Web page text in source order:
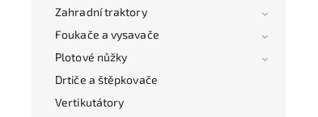
Zahradní traktory
Foukače a vysavače
Plotové nůžky
Drtiče a štěpkovače
Vertikutátory